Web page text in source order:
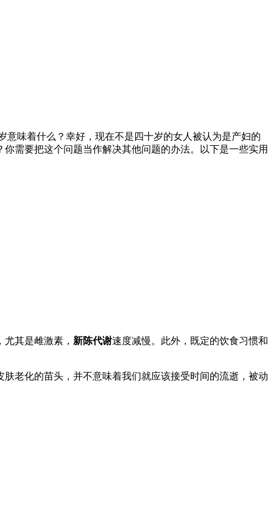
意味着什么？幸好，现在不是四十岁的女人被认为是产妇的
需要把这个问题当作解决其他问题的办法。以下是一些实用
其是雌激素， 新陈代谢速度减慢。此外，既定的饮食习惯和
老化的苗头，并不意味着我们就应该接受时间的流逝，被动